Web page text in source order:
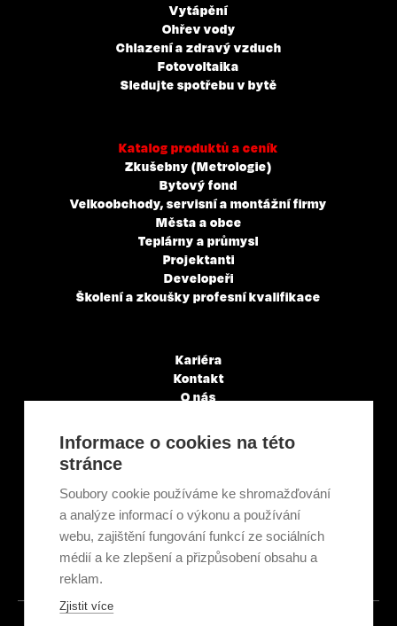
Vytápění
Ohřev vody
Chlazení a zdravý vzduch
Fotovoltaika
Sledujte spotřebu v bytě
Katalog produktů a ceník
Zkušebny (Metrologie)
Bytový fond
Velkoobchody, servisní a montážní firmy
Města a obce
Teplárny a průmysl
Projektanti
Developeři
Školení a zkoušky profesní kvalifikace
Kariéra
Kontakt
O nás
Články a novinky
GDPR & Cookies
Ekologická recyklace
Projekty EU
Intranet - Přihlášení
Přihlášení
Informace o cookies na této
stránce
Soubory cookie používáme ke shromažďování
a analýze informací o výkonu a používání
webu, zajištění fungování funkcí ze sociálních
médií a ke zlepšení a přizpůsobení obsahu a
reklam.
Zjistit více